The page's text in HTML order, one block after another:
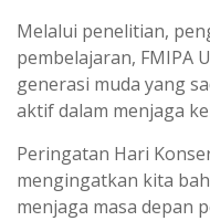
Melalui penelitian,
pembelajaran, FMIPA
generasi muda yang
aktif dalam menjaga
Peringatan Hari
mengingatkan kita
menjaga masa depan